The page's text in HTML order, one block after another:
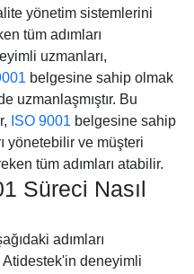
yönetim sistemlerini
tüm adımları
uzmanları,
belgesine sahip olmak
uzmanlaşmıştır. Bu
ISO 9001 belgesine sahip
yönetebilir ve müşteri
tüm adımları atabilir.
Süreci Nasıl
adımları
Atidestek'in deneyimli